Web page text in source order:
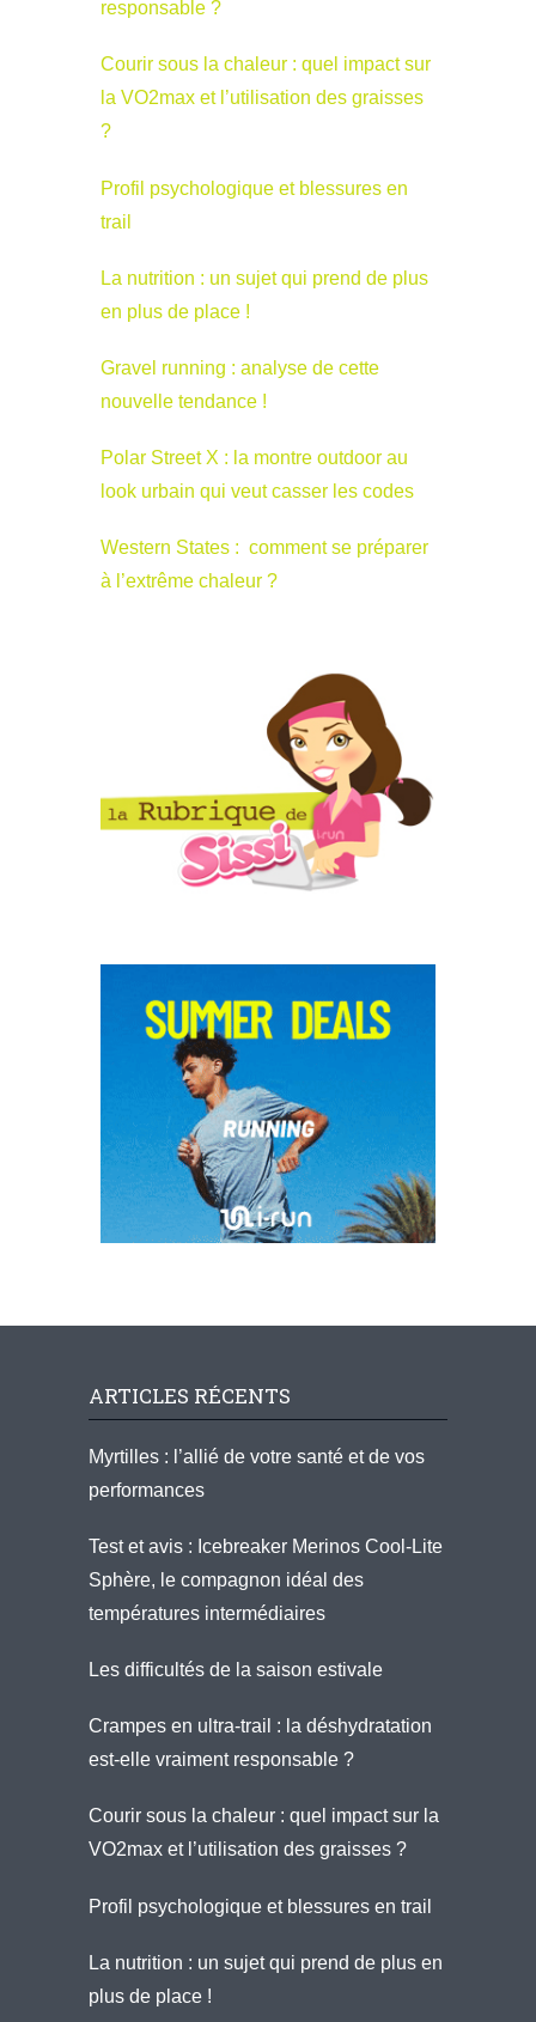
responsable ?
Courir sous la chaleur : quel impact sur
la VO2max et l’utilisation des graisses
?
Profil psychologique et blessures en
trail
La nutrition : un sujet qui prend de plus
en plus de place !
Gravel running : analyse de cette
nouvelle tendance !
Polar Street X : la montre outdoor au
look urbain qui veut casser les codes
Western States : comment se préparer
à l’extrême chaleur ?
ARTICLES RÉCENTS
Myrtilles : l’allié de votre santé et de vos
performances
Test et avis : Icebreaker Merinos Cool-Lite
Sphère, le compagnon idéal des
températures intermédiaires
Les difficultés de la saison estivale
Crampes en ultra-trail : la déshydratation
est-elle vraiment responsable ?
Courir sous la chaleur : quel impact sur la
VO2max et l’utilisation des graisses ?
Profil psychologique et blessures en trail
La nutrition : un sujet qui prend de plus en
plus de place !